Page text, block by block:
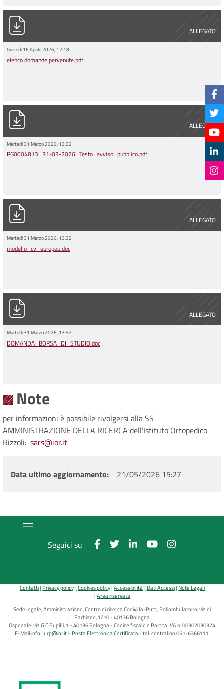
ALLEGATO
elenco domande pervenute.pdf
Giovedì 16 Aprile 2026, 12:18
elenco domande pervenute.pdf
ALLEGATO
PG0004813_31-03-2026_Testo_avviso_pubblico.pdf
Martedì 31 Marzo 2026, 13:32
PG0004813_31-03-2026_Testo_avviso_pubblico.pdf
ALLEGATO
modello_cv_europeo.doc
Martedì 31 Marzo 2026, 13:32
modello_cv_europeo.doc
ALLEGATO
DOMANDA_BORSA_DI_STUDIO.doc
Martedì 31 Marzo 2026, 13:32
DOMANDA_BORSA_DI_STUDIO.doc
Note
per informazioni è possibile rivolgersi alla SS
AMMINISTRAZIONE DELLA RICERCA dell'Istituto Ortopedico
Rizzoli: sars@ior.it
Data ultimo aggiornamento 21/05/2026 15:27
Seguici su
Contatti Privacy policy Cookies policy Accessibilità Dati Accessi Note Legali
Area riservata
Sede legale, Amministrazione, Centro di ricerca Codivilla-Putti, Poliambulatorio: via di
Barbiano, 1/10 - 40136 Bologna
Ospedale: via G.C.Pupilli, 1 - 40136 Bologna - Codice fiscale e Partita IVA n. 00302030374
E-Mail:info_urp@ior.it Posta Elettronica Certificata tel. centralino 051-6366111